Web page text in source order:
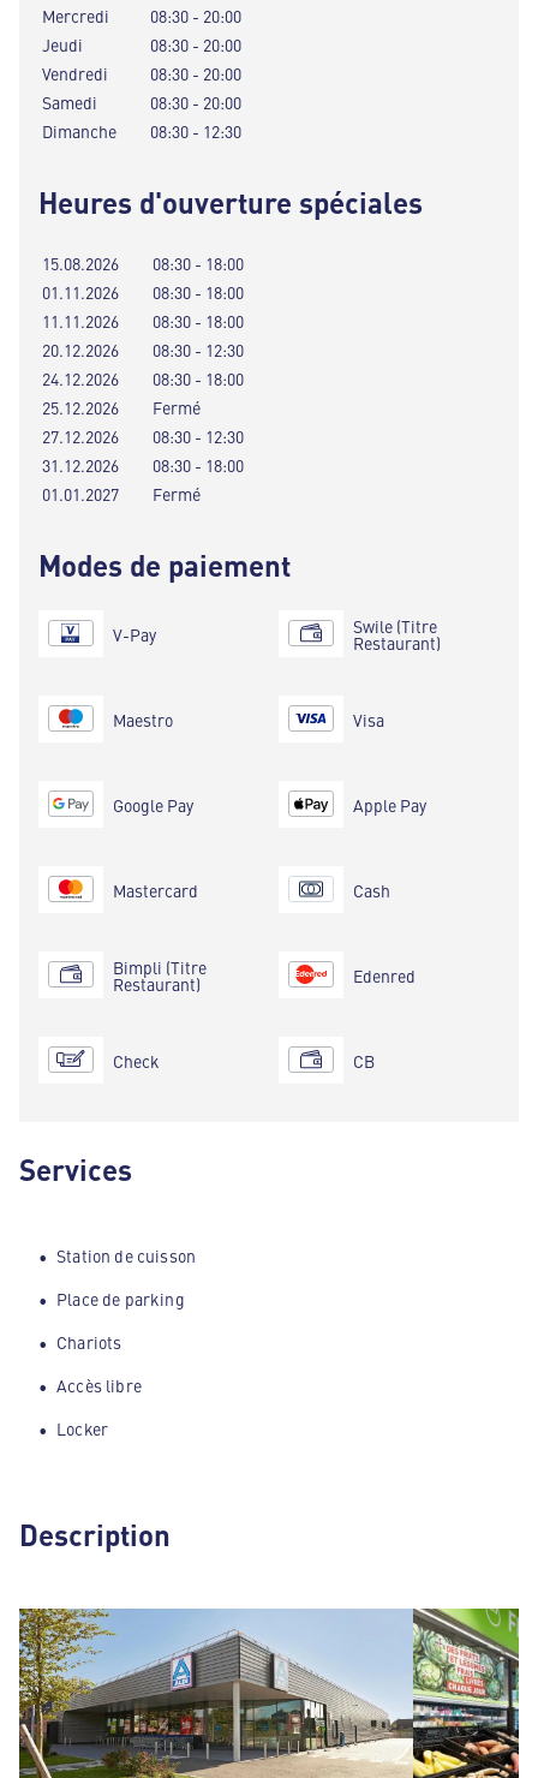
Mercredi
08:30 - 20:00
Jeudi
08:30 - 20:00
Vendredi
08:30 - 20:00
Samedi
08:30 - 20:00
Dimanche
08:30 - 12:30
Heures d'ouverture spéciales
15.08.2026
08:30 - 18:00
01.11.2026
08:30 - 18:00
11.11.2026
08:30 - 18:00
20.12.2026
08:30 - 12:30
24.12.2026
08:30 - 18:00
25.12.2026
Fermé
27.12.2026
08:30 - 12:30
31.12.2026
08:30 - 18:00
01.01.2027
Fermé
Modes de paiement
V-Pay
Maestro
Google Pay
Mastercard
Bimpli (Titre
Restaurant)
Check
Swile (Titre
Restaurant)
Visa
Apple Pay
Cash
Edenred
CB
Services
Station de cuisson
Place de parking
Chariots
Accès libre
Locker
Description